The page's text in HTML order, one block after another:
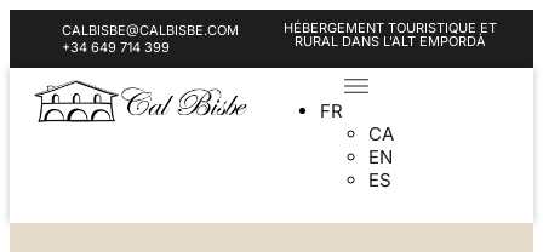
CALBISBE@CALBISBE.COM
+34 649 714 399
HÉBERGEMENT TOURISTIQUE ET
RURAL DANS L'ALT EMPORDÀ
FR
CA
EN
ES